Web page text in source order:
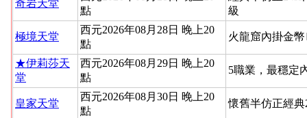
奇岩天堂
點
級
極境天堂
西元2026年08月28日 晚上20
點
火龍窟內掛金
★伊莉莎天
堂
西元2026年08月29日 晚上20
點
5職業，最穩定
皇家天堂
西元2026年08月30日 晚上20
點
懷舊半仿正經